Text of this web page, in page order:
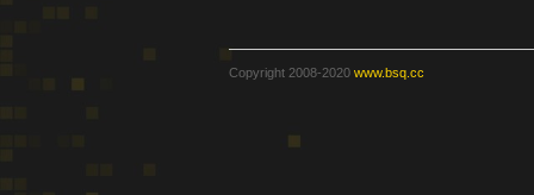
Copyright 2008-2020 www.bsq.cc